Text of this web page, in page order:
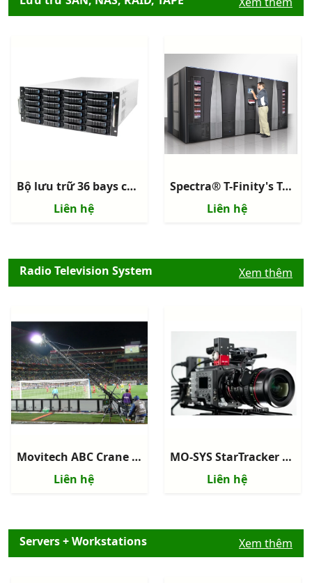
Bộ lưu trữ 36 bays công nghệ NAS Thinkmate STX-NL XE36-24S3-10G
Liên hệ
Spectra® T-Finity's Tape Library System
Liên hệ
Radio Television System Xem thêm
Movitech ABC Crane 120 - Camera Crane
Liên hệ
MO-SYS StarTracker Max - Hệ thống Camera Virtual Studio Tracking
Liên hệ
Servers + Workstations Xem thêm